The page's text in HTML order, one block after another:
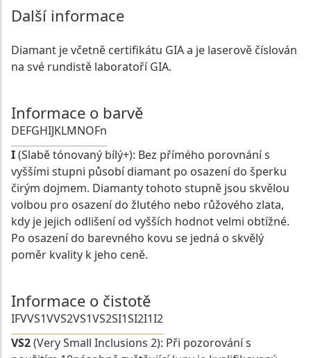
Další informace
Diamant je včetně certifikátu GIA a je laserově číslován
na své rundistě laboratoří GIA.
Informace o barvě
DEFGHIJKLMNOFn
I(Slabě tónovaný bílý+): Bez přímého porovnání s
vyššími stupni působí diamant po osazení do šperku
čirým dojmem. Diamanty tohoto stupně jsou skvělou
volbou pro osazení do žlutého nebo růžového zlata,
kdy je jejich odlišení od vyšších hodnot velmi obtížné.
Po osazení do barevného kovu se jedná o skvělý
poměr kvality k jeho ceně.
Informace o čistotě
IFVVS1VVS2VS1VS2SI1SI2I1I2
VS2(Very Small Inclusions 2): Při pozorování s